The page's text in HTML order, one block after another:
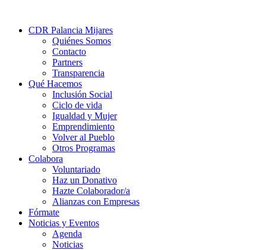
CDR Palancia Mijares
Quiénes Somos
Contacto
Partners
Transparencia
Qué Hacemos
Inclusión Social
Ciclo de vida
Igualdad y Mujer
Emprendimiento
Volver al Pueblo
Otros Programas
Colabora
Voluntariado
Haz un Donativo
Hazte Colaborador/a
Alianzas con Empresas
Fórmate
Noticias y Eventos
Agenda
Noticias